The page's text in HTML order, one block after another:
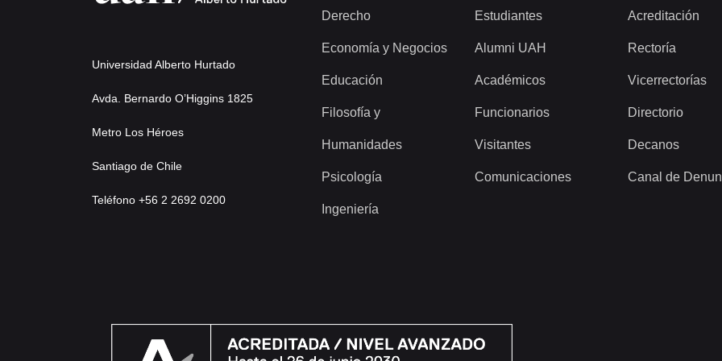
Universidad Alberto Hurtado
Avda. Bernardo O’Higgins 1825
Metro Los Héroes
Santiago de Chile
Teléfono +56 2 2692 0200
Derecho
Economía y Negocios
Educación
Filosofía y
Humanidades
Psicología
Ingeniería
Estudiantes
Alumni UAH
Académicos
Funcionarios
Visitantes
Comunicaciones
Acreditación
Rectoría
Vicerrectorías
Directorio
Decanos
Canal de